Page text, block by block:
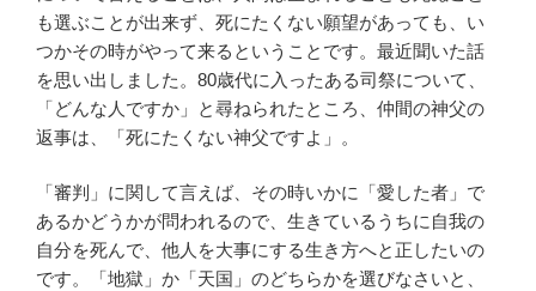
も選ぶことが出来ず、死にたくない願望があっても、い
つかその時がやって来るということです。最近聞いた話
を思い出しました。80歳代に入ったある司祭について、
「どんな人ですか」と尋ねられたところ、仲間の神父の
返事は、「死にたくない神父ですよ」。
「審判」に関して言えば、その時いかに「愛した者」で
あるかどうかが問われるので、生きているうちに自我の
自分を死んで、他人を大事にする生き方へと正したいの
です。「地獄」か「天国」のどちらかを選びなさいと、